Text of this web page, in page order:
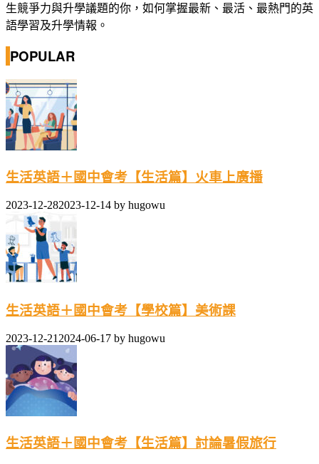
生競爭力與升學議題的你，如何掌握最新、最活、最熱門的英
語學習及升學情報。
POPULAR
生活英語＋國中會考【生活篇】火車上廣播
2023-12-282023-12-14 by hugowu
生活英語＋國中會考【學校篇】美術課
2023-12-21 2024-06-17 by hugowu
生活英語＋國中會考【生活篇】討論暑假旅行